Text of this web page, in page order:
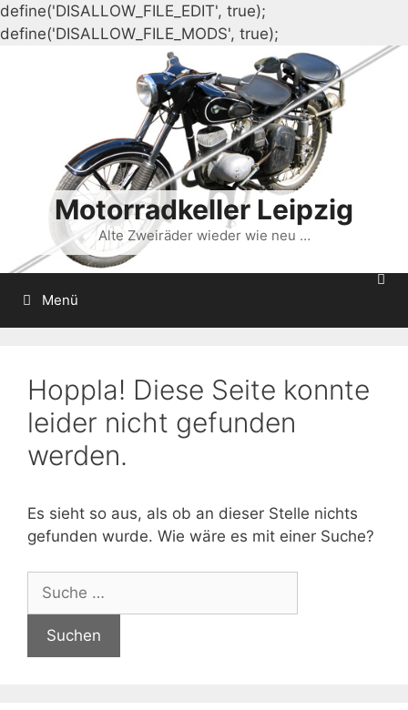
define('DISALLOW_FILE_EDIT', true);
define('DISALLOW_FILE_MODS', true);
Inhalt
springen
Motorradkeller Leipzig
Alte Zweiräder wieder wie neu …
Menü
Hoppla! Diese Seite konnte
leider nicht gefunden
werden.
Es sieht so aus, als ob an dieser Stelle nichts
gefunden wurde. Wie wäre es mit einer Suche?
nach: